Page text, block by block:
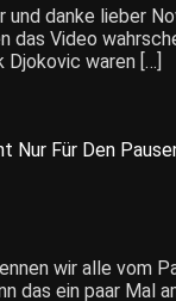
und danke lieber
das Video
Djokovic waren […]
Nur Für Den
wir alle vom
das ein paar Mal